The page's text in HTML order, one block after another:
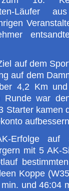
Läufer
auf dem
auf dem
4,2 Km
Runde war
Starter kamen
Erfolge auf
mit 5 AK-
Koppe
und 46:04